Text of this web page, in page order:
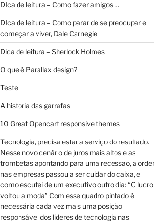
DIca de leitura – Como fazer amigos …
DIca de leitura – Como parar de se preocupar e
começar a viver, Dale Carnegie
Dica de leitura – Sherlock Holmes
O que é Parallax design?
Teste
A historia das garrafas
10 Great Opencart responsive themes
Tecnologia, precisa estar a serviço do resultado.
Nesse novo cenário de juros mais altos e as
trombetas apontando para uma recessão, a
nas empresas passou a ser cuidar do caixa, e
como escutei de um executivo outro dia: “O lucro
voltou a moda” Com esse quadro pintado é
necessária cada vez mais uma posição
responsável dos lideres de tecnologia nas